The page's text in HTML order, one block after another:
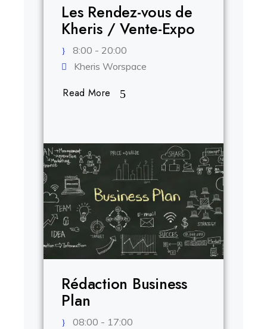
Les Rendez-vous de
Kheris / Vente-Expo
8:00 - 20:00
Kheris Worspace
Read More
.
Rédaction Business
Plan
08:00 - 17:00